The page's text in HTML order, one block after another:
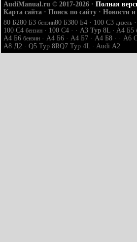
AudiManual.ru © 2017-2026 · Полная
Карта сайта · Поиск по сайту · Новости и
80 Б280 Б3 бензин80 Б380 Б4 · 100 С3 дизель ·
100 С4 бензин · 100 С4 · · A3 Typ 8L · A4 Б5
A4 Б6 бензин · A4 Б6 · A4 Б7 · A4 Б8 · · A6
A8 Д2 · Q5 Typ 8RQ7 Typ 4L · Audi А2